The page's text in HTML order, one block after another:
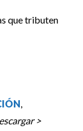
que tributen
,
>